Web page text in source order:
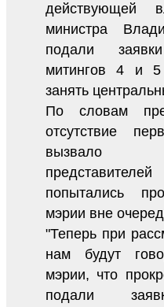
действующей
министра
подали
митингов 4 и
занять
По словам
отсутствие
вызвало
попытались
мэрии вне
"Теперь при
нам будут
мэрии, что
подали